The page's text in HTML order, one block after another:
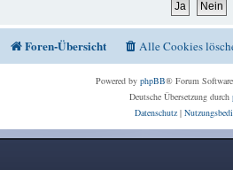
Foren-Übersicht Alle Cookies
Powered by phpBB® Forum
Deutsche Übersetzung durch
Datenschutz|